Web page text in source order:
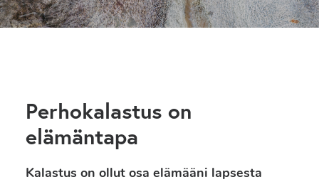
Perhokalastus on
elämäntapa
Kalastus on ollut osa elämääni lapsesta